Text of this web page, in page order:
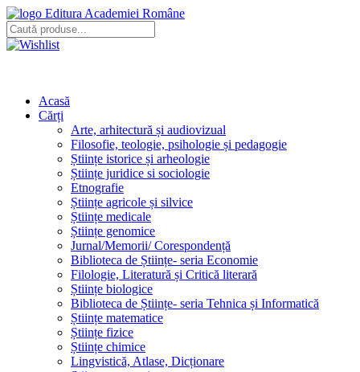
Editura Academiei Române
Acasă
Cărți
Arte, arhitectură și audiovizual
Filosofie, teologie, psihologie și pedagogie
Științe istorice și arheologie
Științe juridice si sociologie
Etnografie
Științe agricole și silvice
Științe medicale
Științe genomice
Jurnal/Memorii/ Corespondență
Biblioteca de Științe- seria Economie
Filologie, Literatură și Critică literară
Științe biologice
Biblioteca de Științe- seria Tehnica și Informatică
Științe matematice
Științe fizice
Științe chimice
Lingvistică, Atlase, Dicționare